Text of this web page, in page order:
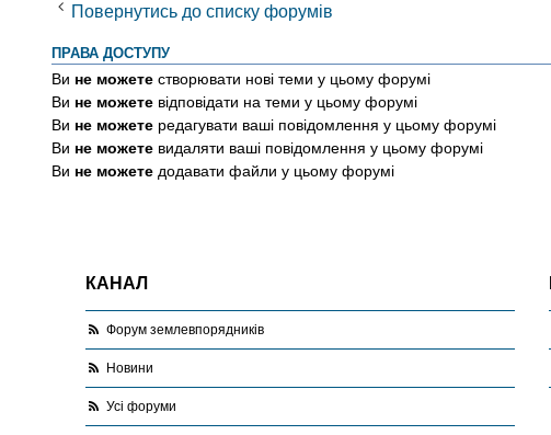
Повернутись до списку форумів
ПРАВА ДОСТУПУ
Ви не можете створювати нові теми у цьому форумі
Ви не можете відповідати на теми у цьому форумі
Ви не можете редагувати ваші повідомлення у цьому форумі
Ви не можете видаляти ваші повідомлення у цьому форумі
Ви не можете додавати файли у цьому форумі
КАНАЛ
Форум землевпорядників
Новини
Усі форуми